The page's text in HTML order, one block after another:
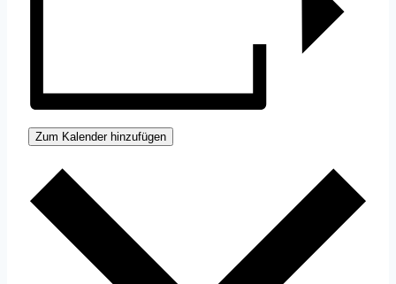
Zum Kalender hinzufügen